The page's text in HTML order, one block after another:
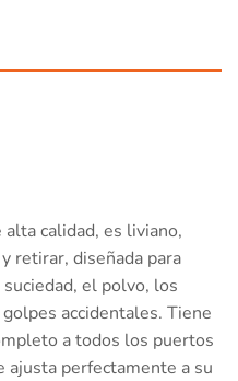
calidad, es liviano,
retirar, diseñada para
el polvo, los
accidentales. Tiene
a todos los puertos
ajusta perfectamente a su